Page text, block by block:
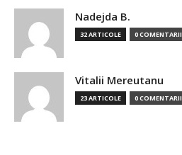
Nadejda B.
32 ARTICOLE 0 COMENTARII
Vitalii Mereutanu
23 ARTICOLE 0 COMENTARII